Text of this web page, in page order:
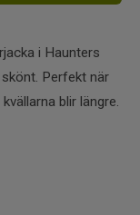
i Haunters
Perfekt när
blir längre.